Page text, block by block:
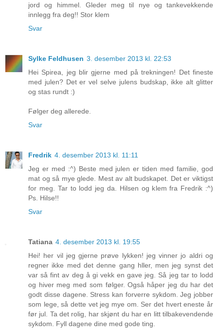
jord og himmel. Gleder meg til nye og tankevekkende
innlegg fra deg!! Stor klem
Svar
Sylke Feldhusen 3. desember 2013 kl. 22:53
Hei Spirea, jeg blir gjerne med på trekningen! Det fineste
med julen? Det er vel selve julens budskap, ikke alt glitter
og stas rundt :)
Følger deg allerede.
Svar
Fredrik 4. desember 2013 kl. 11:11
Jeg er med :^) Beste med julen er tiden med familie, god
mat og så mye glede. Mest av alt budskapet. Det er viktigst
for meg. Tar to lodd jeg da. Hilsen og klem fra Fredrik :^)
Ps. Hilse!!
Svar
Tatiana 4. desember 2013 kl. 19:55
Hei! her vil jeg gjerne prøve lykken! jeg vinner jo aldri og
regner ikke med det denne gang hller, men jeg synst det
var så fint av deg å gi vekk en gave jeg. Så jeg tar to lodd
og hiver meg med som følger. Også håper jeg du har det
godt disse dagene. Stress kan forverre sykdom. Jeg jobber
som lege, så dette vet jeg mye om. Ser det hvert eneste år
før jul. Ta det rolig, har skjønt du har en litt tilbakevendende
sykdom. Fyll dagene dine med gode ting.